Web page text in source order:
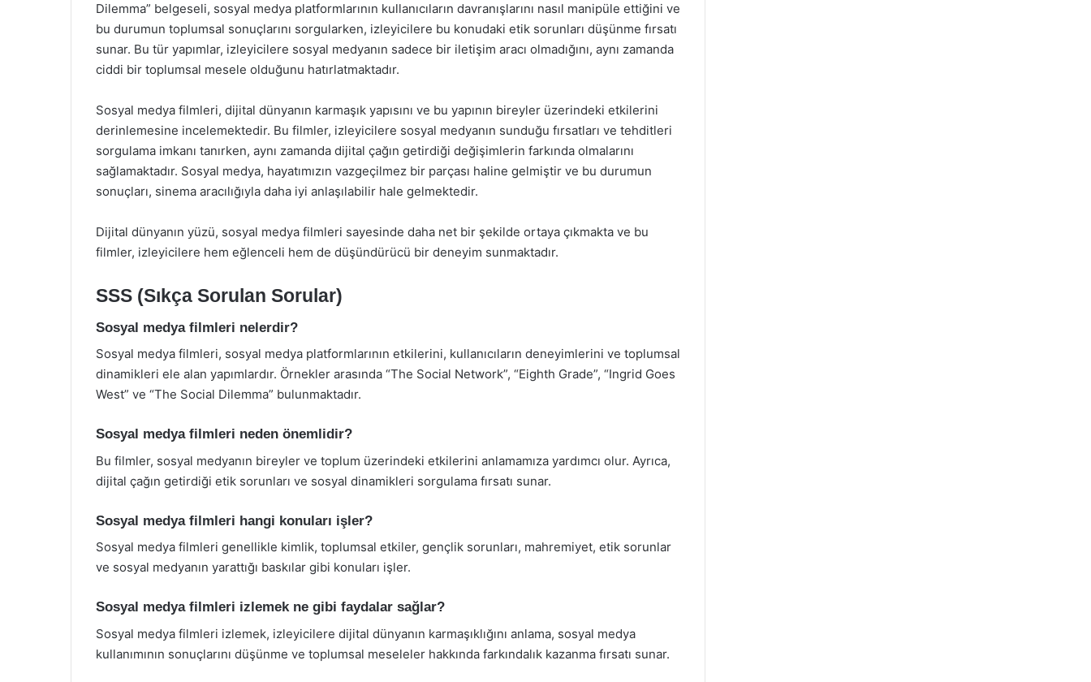
Dilemma” belgeseli, sosyal medya platformlarının kullanıcıların davranışlarını nasıl manipüle ettiğini ve
bu durumun toplumsal sonuçlarını sorgularken, izleyicilere bu konudaki etik sorunları düşünme fırsatı
sunar. Bu tür yapımlar, izleyicilere sosyal medyanın sadece bir iletişim aracı olmadığını, aynı zamanda
ciddi bir toplumsal mesele olduğunu hatırlatmaktadır.
Sosyal medya filmleri, dijital dünyanın karmaşık yapısını ve bu yapının bireyler üzerindeki etkilerini
derinlemesine incelemektedir. Bu filmler, izleyicilere sosyal medyanın sunduğu fırsatları ve tehditleri
sorgulama imkanı tanırken, aynı zamanda dijital çağın getirdiği değişimlerin farkında olmalarını
sağlamaktadır. Sosyal medya, hayatımızın vazgeçilmez bir parçası haline gelmiştir ve bu durumun
sonuçları, sinema aracılığıyla daha iyi anlaşılabilir hale gelmektedir.
Dijital dünyanın yüzü, sosyal medya filmleri sayesinde daha net bir şekilde ortaya çıkmakta ve bu
filmler, izleyicilere hem eğlenceli hem de düşündürücü bir deneyim sunmaktadır.
SSS (Sıkça Sorulan Sorular)
Sosyal medya filmleri nelerdir?
Sosyal medya filmleri, sosyal medya platformlarının etkilerini, kullanıcıların deneyimlerini ve toplumsal
dinamikleri ele alan yapımlardır. Örnekler arasında “The Social Network”, “Eighth Grade”, “Ingrid Goes
West” ve “The Social Dilemma” bulunmaktadır.
Sosyal medya filmleri neden önemlidir?
Bu filmler, sosyal medyanın bireyler ve toplum üzerindeki etkilerini anlamamıza yardımcı olur. Ayrıca,
dijital çağın getirdiği etik sorunları ve sosyal dinamikleri sorgulama fırsatı sunar.
Sosyal medya filmleri hangi konuları işler?
Sosyal medya filmleri genellikle kimlik, toplumsal etkiler, gençlik sorunları, mahremiyet, etik sorunlar
ve sosyal medyanın yarattığı baskılar gibi konuları işler.
Sosyal medya filmleri izlemek ne gibi faydalar sağlar?
Sosyal medya filmleri izlemek, izleyicilere dijital dünyanın karmaşıklığını anlama, sosyal medya
kullanımının sonuçlarını düşünme ve toplumsal meseleler hakkında farkındalık kazanma fırsatı sunar.